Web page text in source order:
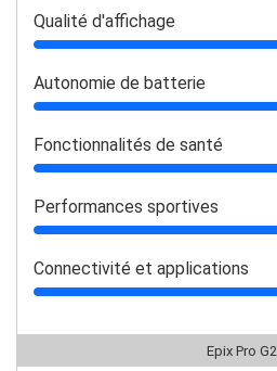
Qualité d'affichage
Autonomie de batterie
Fonctionnalités de santé
Performances sportives
Connectivité et applications
Epix Pro G2